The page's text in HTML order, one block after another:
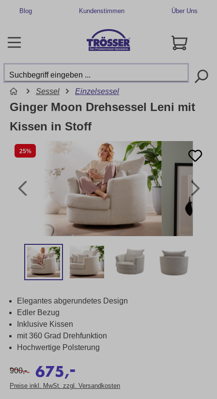
Blog Kundenstimmen Über Uns
Sessel Einzelsessel
25%
Ginger Moon Drehsessel Leni mit
Kissen in Stoff
Elegantes abgerundetes Design
Edler Bezug
Inklusive Kissen
mit 360 Grad Drehfunktion
Hochwertige Polsterung
900,- 675,
-
Preise inkl. MwSt. zzgl. Versandkosten